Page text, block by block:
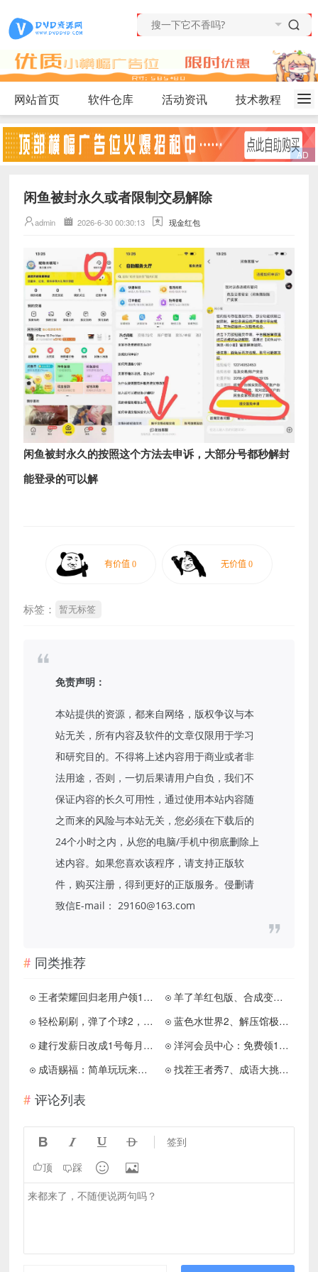
网站首页 软件仓库 活动资讯 技术教程
闲鱼被封永久或者限制交易解除
admin 2026-6-30 00:30:13 现金红包
闲鱼被封永久的按照这个方法去申诉，大部分号都秒解封
能登录的可以解
标签： 暂无标签
免责声明：
本站提供的资源，都来自网络，版权争议与本
站无关，所有内容及软件的文章仅限用于学习
和研究目的。不得将上述内容用于商业或者非
法用途，否则，一切后果请用户自负，我们不
保证内容的长久可用性，通过使用本站内容随
之而来的风险与本站无关，您必须在下载后的
24个小时之内，从您的电脑/手机中彻底删除上
述内容。如果您喜欢该程序，请支持正版软
件，购买注册，得到更好的正版服务。侵删请
致信E-mail： 29160@163.com
同类推荐
王者荣耀回归老用户领1亓红包
羊了羊红包版、合成变首富，光年游戏和福利直发新出
轻松刷刷，弹了个球2，球球打怪兽，免费赚1元！
蓝色水世界2、解压馆极速版，来简单拿0.6以上
建行发薪日改成1号每月领10元京东e卡
洋河会员中心：免费领1.88元红包！
成语赐福：简单玩玩来拿个0.3
找茬王者秀7、成语大挑战5，体重和三好商户新出
评论列表
    签到
顶 踩  